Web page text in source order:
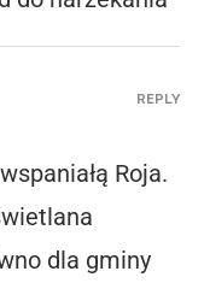
Roja.
dla gminy
REPLY